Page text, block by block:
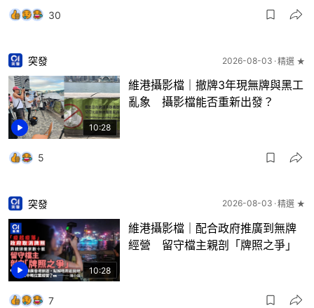
30
10:28
突發 2026-08-03 精選 ★
維港攝影檔｜撤牌3年現無牌與黑工
亂象 攝影檔能否重新出發？
5
10:28
突發 2026-08-03 精選 ★
維港攝影檔｜配合政府推廣到無牌
經營 留守檔主親剖「牌照之爭」
7